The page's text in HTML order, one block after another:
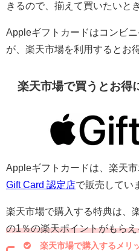
きるので、揃えて買いたいと
Appleギフトカードはコンビ
が、楽天市場を利用するとお
楽天市場で買うとお得
Appleギフトカードは、楽天
Gift Card 認定店で販売してい
楽天市場で購入する特典は、
の1％の楽天ポイントがもらえ
楽天市場で購入するメリ